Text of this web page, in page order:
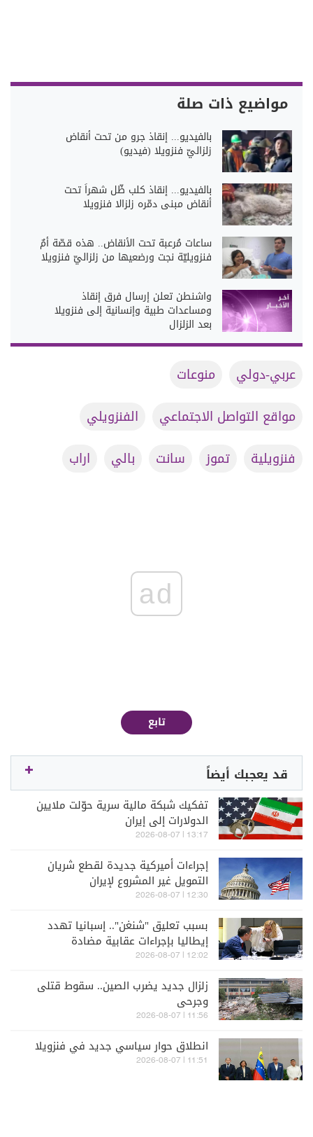
مواضيع ذات صلة
بالفيديو... إنقاذ جرو من تحت أنقاض
زلزاليّ فنزويلا (فيديو)
بالفيديو... إنقاذ كلب ظّل شهراً تحت
أنقاض مبنى دمّره زلزالا فنزويلا
ساعات مُرعبة تحت الأنقاض.. هذه قصّة أمٌ
فنزويليّة نجت ورضعيها من زلزاليّ فنزويلا
واشنطن تعلن إرسال فرق إنقاذ
ومساعدات طبية وإنسانية إلى فنزويلا
بعد الزلزال
عربي-دولي
منوعات
مواقع التواصل الاجتماعي
الفنزويلي
فنزويلية
تموز سانت بالي اراب
ad
تابع
قد يعجبك أيضاً
تفكيك شبكة مالية سرية حوّلت ملايين
الدولارات إلى إيران
13:17 | 2026-08-07
إجراءات أميركية جديدة لقطع شريان
التمويل غير المشروع لإيران
12:30 | 2026-08-07
بسبب تعليق "شنغن".. إسبانيا تهدد
إيطاليا بإجراءات عقابية مضادة
12:02 | 2026-08-07
زلزال جديد يضرب الصين.. سقوط قتلى
وجرحى
11:56 | 2026-08-07
انطلاق حوار سياسي جديد في فنزويلا
11:51 | 2026-08-07